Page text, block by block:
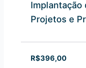
Implantação
Projetos e
R$396,00